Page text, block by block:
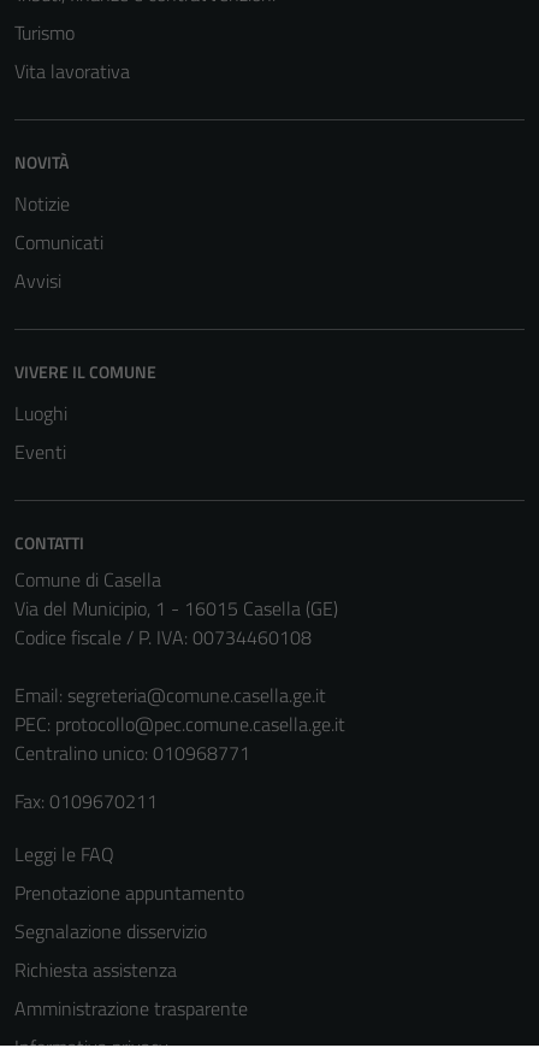
Turismo
Vita lavorativa
NOVITÀ
Notizie
Comunicati
Avvisi
VIVERE IL COMUNE
Luoghi
Eventi
CONTATTI
Comune di Casella
Via del Municipio, 1 - 16015 Casella (GE)
Codice fiscale / P. IVA: 00734460108
Email: segreteria@comune.casella.ge.it
PEC: protocollo@pec.comune.casella.ge.it
Centralino unico: 010968771
Fax: 0109670211
Leggi le FAQ
Prenotazione appuntamento
Segnalazione disservizio
Richiesta assistenza
Amministrazione trasparente
Informativa privacy
funzionamento
non raccolgono
Terze parti
Questi cookie
sono
impostati da